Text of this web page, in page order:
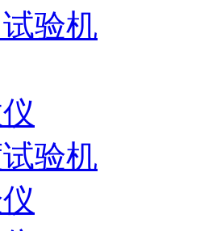
验机
验机